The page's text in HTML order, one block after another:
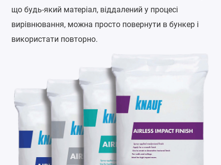
що будь-який матеріал, віддалений у процесі
вирівнювання, можна просто повернути в бункер і
використати повторно.